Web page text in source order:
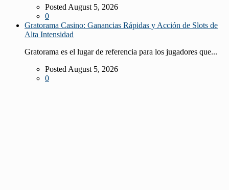
Posted August 5, 2026
0
Gratorama Casino: Ganancias Rápidas y Acción de Slots de
Alta Intensidad
Gratorama es el lugar de referencia para los jugadores que...
Posted August 5, 2026
0